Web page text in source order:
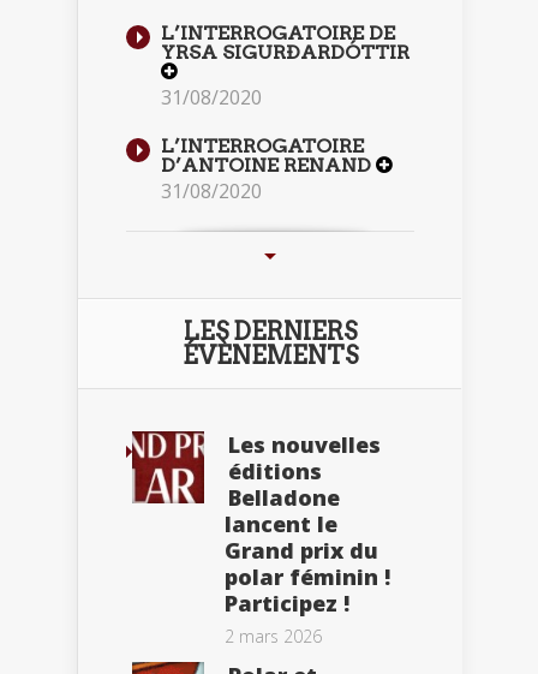
L’INTERROGATOIRE DE
YRSA SIGURÐARDÓTTIR
31/08/2020
L’INTERROGATOIRE
D’ANTOINE RENAND
31/08/2020
LES DERNIERS
ÉVÈNEMENTS
Les nouvelles
éditions
Belladone
lancent le
Grand prix du
polar féminin !
Participez !
2 mars 2026